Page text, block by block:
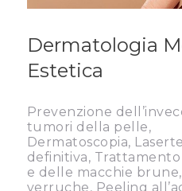
Dermatologia
Estetica
Prevenzione
tumori della pelle,
Dermatoscopia,
definitiva,
e delle macchie
verruche, Peeling